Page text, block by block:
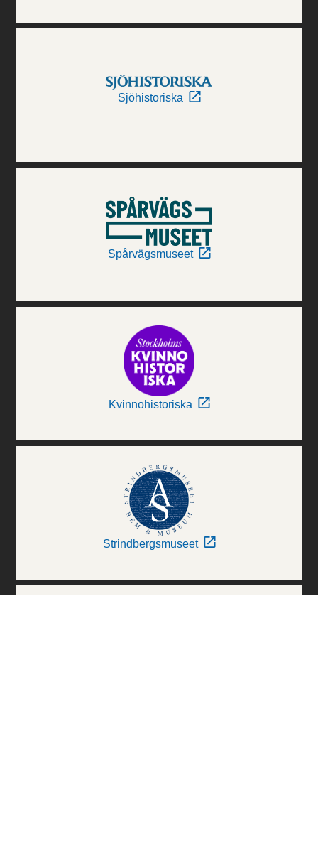
Sjöhistoriska
Spårvägsmuseet
Kvinnohistoriska
Strindbergsmuseet